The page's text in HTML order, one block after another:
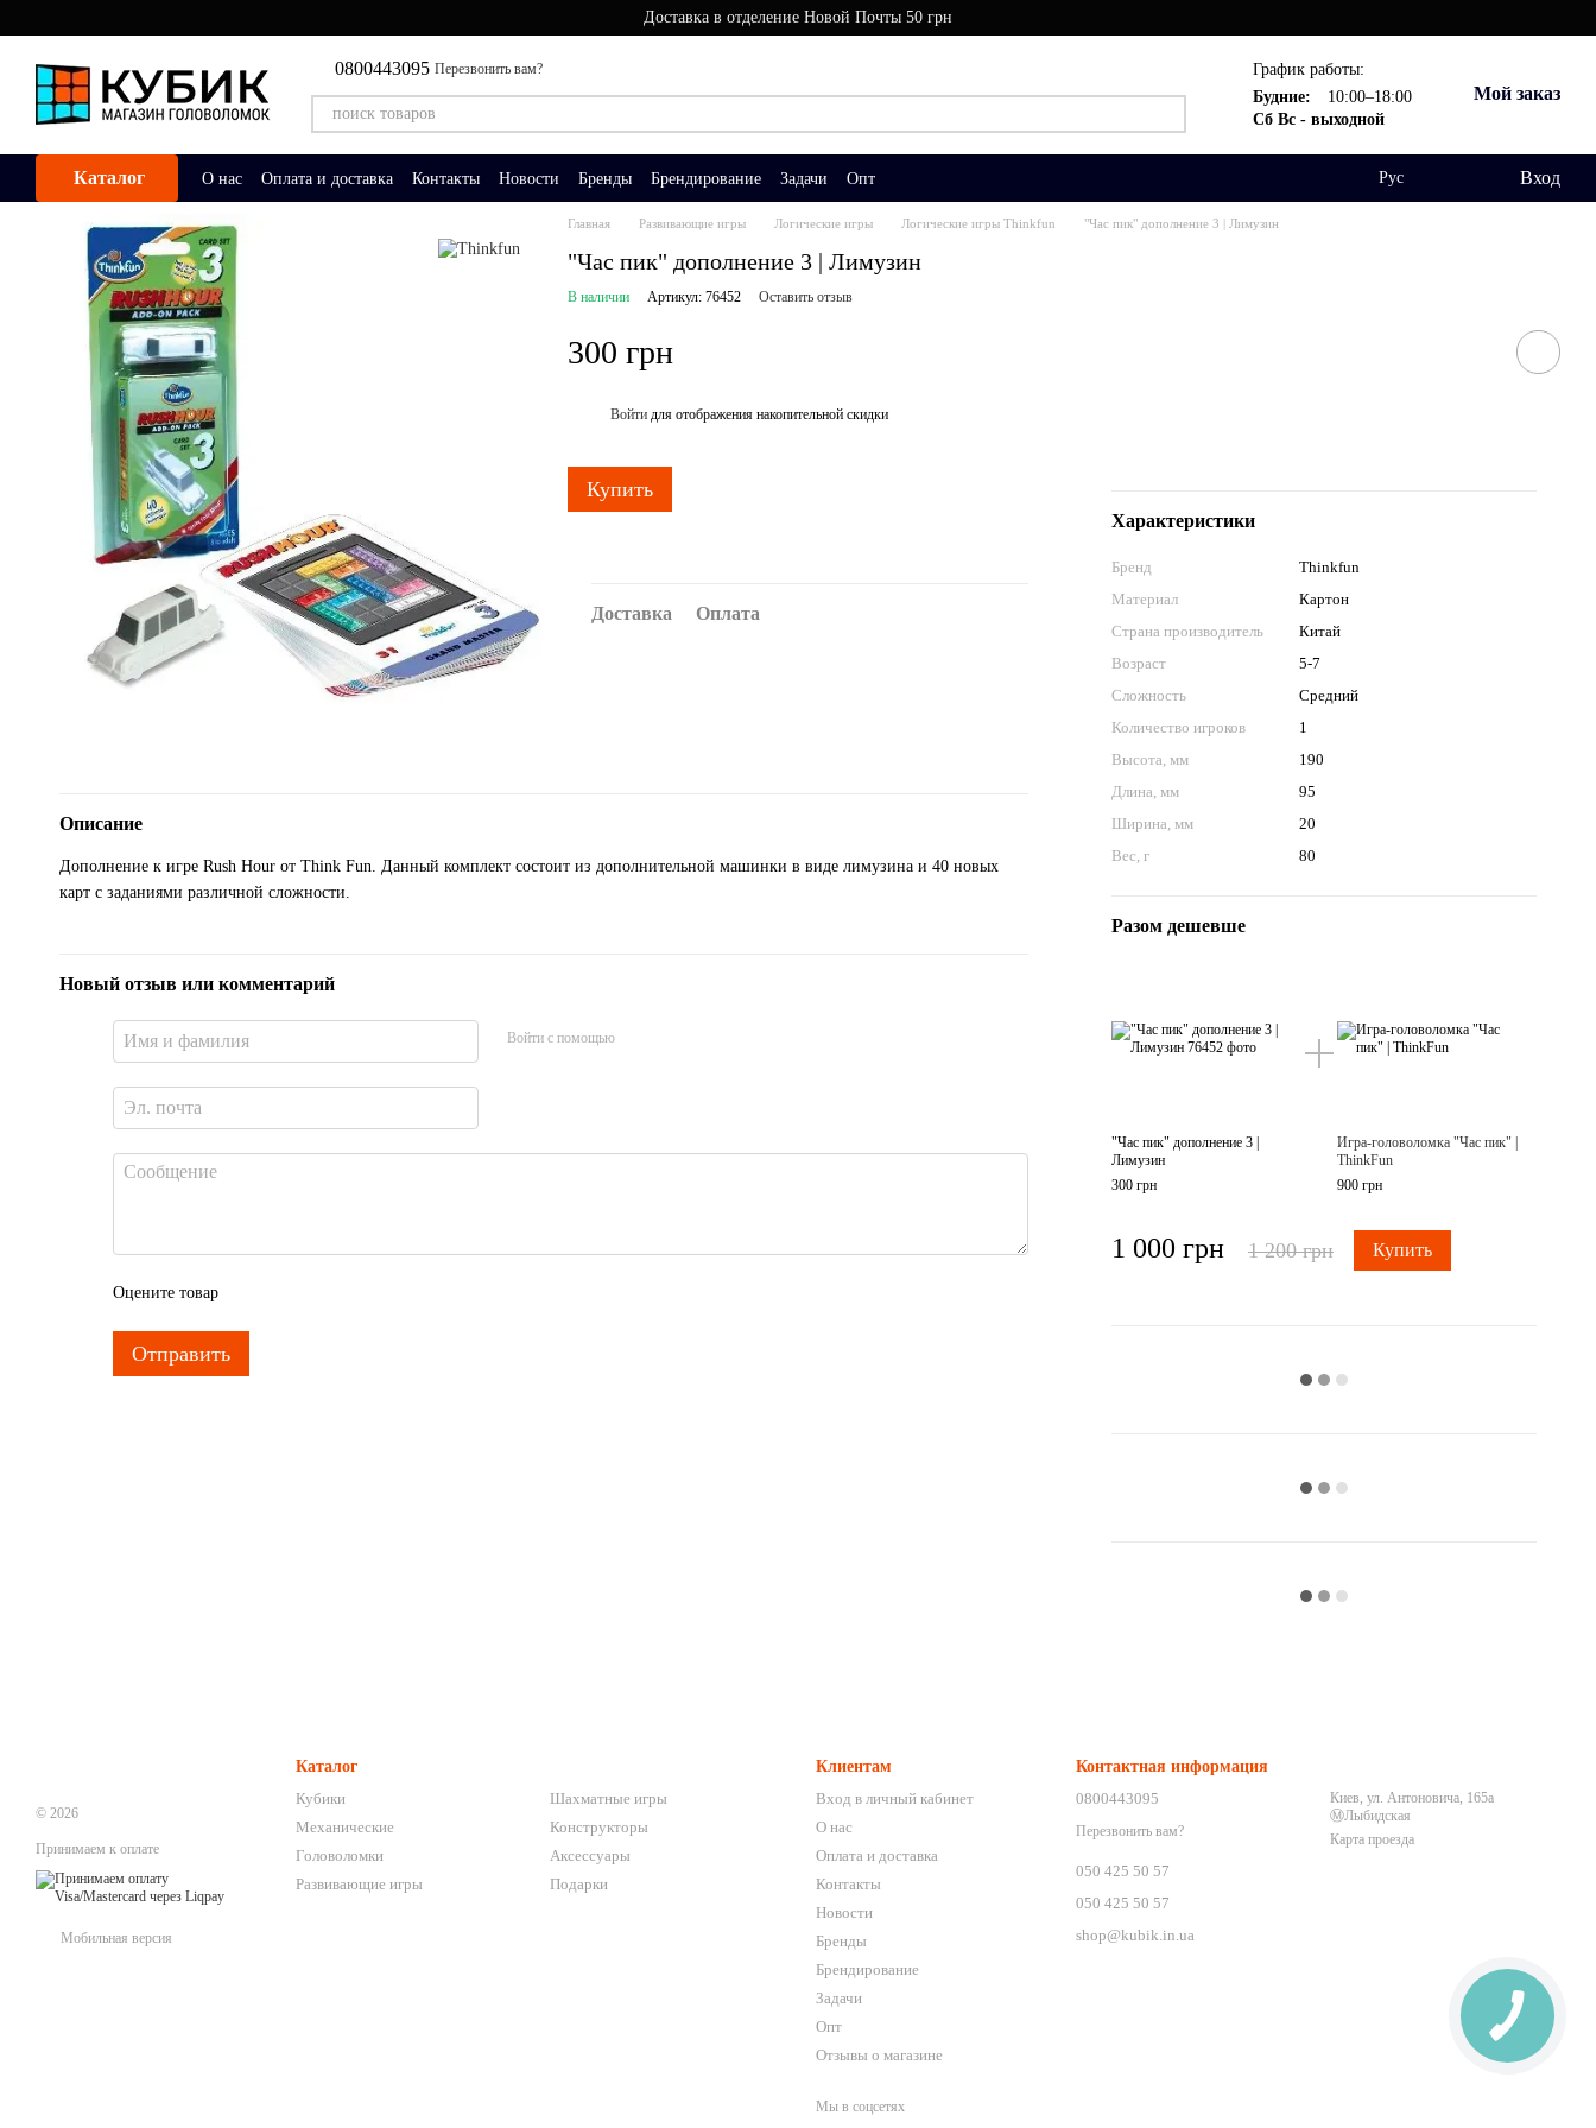
Доставка в отделение Новой Почты 50 грн
0800443095 Перезвонить вам?
График работы:
Будние:
10:00–18:00
Сб Вс - выходной
Мой заказ
Каталог О нас Оплата и доставка Контакты Новости Бренды Брендирование Задачи Опт Рус Вход
Главная Развивающие игры Логические игры Логические игры Thinkfun "Час пик" дополнение 3 | Лимузин
"Час пик" дополнение 3 | Лимузин
В наличии Артикул: 76452 Оставить отзыв
300 грн
Войти для отображения накопительной скидки
Купить
Доставка Оплата
Характеристики
Бренд
Thinkfun
Материал
Картон
Страна производитель
Китай
Возраст
5-7
Сложность
Средний
Количество игроков
1
Высота, мм
190
Длина, мм
95
Ширина, мм
20
Вес, г
80
Разом дешевше
"Час пик" дополнение 3 |
Лимузин
300 грн
Игра-головоломка "Час пик" |
ThinkFun
900 грн
1 000 грн 1 200 грн Купить
Описание
Дополнение к игре Rush Hour от Think Fun. Данный комплект состоит из дополнительной машинки в виде лимузина и 40 новых
карт с заданиями различной сложности.
Новый отзыв или комментарий
Войти с помощью
Оцените товар
Отправить
© 2026
Принимаем к оплате
Мобильная версия
Каталог
Кубики
Механические
Головоломки
Развивающие игры
Шахматные игры
Конструкторы
Аксессуары
Подарки
Клиентам
Вход в личный кабинет
О нас
Оплата и доставка
Контакты
Новости
Бренды
Брендирование
Задачи
Опт
Отзывы о магазине
Мы в соцсетях
Контактная информация
0800443095
Перезвонить вам?
050 425 50 57
050 425 50 57
shop@kubik.in.ua
Киев, ул. Антоновича, 165а
Ⓜ️Лыбидская
Карта проезда